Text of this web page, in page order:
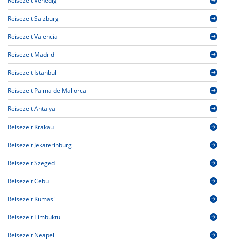
Reisezeit Salzburg
Reisezeit Valencia
Reisezeit Madrid
Reisezeit Istanbul
Reisezeit Palma de Mallorca
Reisezeit Antalya
Reisezeit Krakau
Reisezeit Jekaterinburg
Reisezeit Szeged
Reisezeit Cebu
Reisezeit Kumasi
Reisezeit Timbuktu
Reisezeit Neapel